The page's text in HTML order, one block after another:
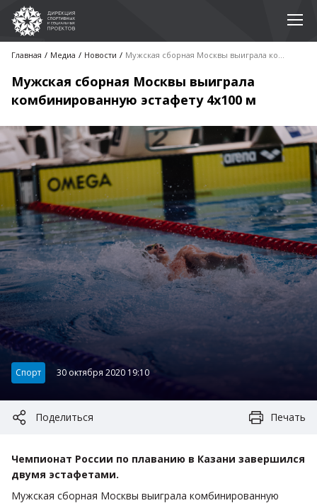
Главная Медиа Новости Мужская сборная Москвы выиграла комбинированную эстафету 4х100 м
Мужская сборная Москвы выиграла
комбинированную эстафету 4х100 м
Категория:
Спорт 30 октября 2020 19:10
Поделиться Печать
Чемпионат России по плаванию в Казани завершился
двумя эстафетами.
Мужская сборная Москвы выиграла комбинированную